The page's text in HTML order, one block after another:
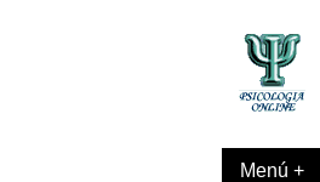
Menú +